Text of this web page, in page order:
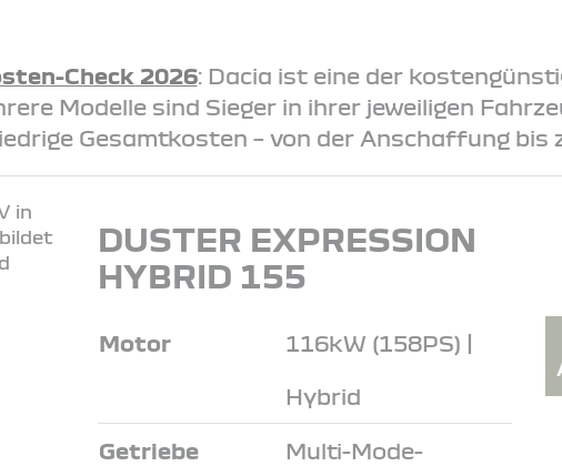
Check 2026: Dacia ist eine der
Modelle sind Sieger in ihrer jeweiligen
Gesamtkosten – von der Anschaffung bis
DUSTER EXPRESSION
HYBRID 155
Motor 116kW (158PS) |
Hybrid
Getriebe Multi-Mode-